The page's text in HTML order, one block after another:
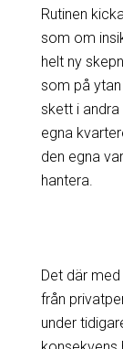
Rutinen
som om
helt ny
som på ytan
skett i andra
egna
den egna
hantera.
Det där
från
under